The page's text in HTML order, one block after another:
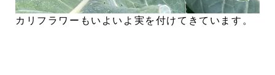
カリフラワーもいよいよ実を付けてきています。